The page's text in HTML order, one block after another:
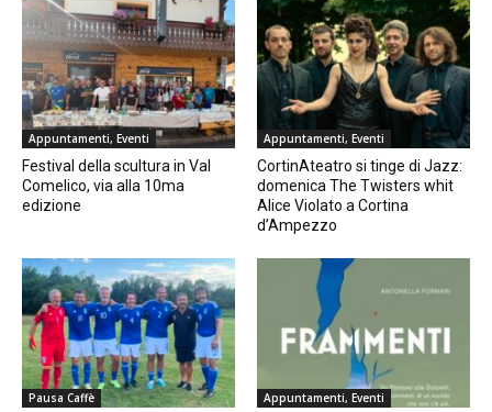
Appuntamenti, Eventi
Festival della scultura in Val
Comelico, via alla 10ma
edizione
Appuntamenti, Eventi
CortinAteatro si tinge di Jazz:
domenica The Twisters whit
Alice Violato a Cortina
d’Ampezzo
Pausa Caffè Appuntamenti, Eventi